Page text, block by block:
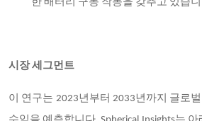
한 배터리 구동 작동을 갖추고 있습
시장 세그먼트
이 연구는 2023년부터 2033년까지 글로